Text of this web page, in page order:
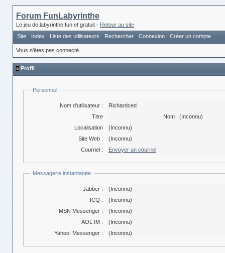
Forum FunLabyrinthe
Le jeu de labyrinthe fun et gratuit - Retour au site
Site
Index Liste des utilisateurs Rechercher Connexion Créer un compte
Vous n'êtes pas connecté.
Profil
Personnel
Nom d'utilisateur :
Richardced
Titre
Nom : (Inconnu)
Localisation
(Inconnu)
Site Web :
(Inconnu)
Courriel :
Envoyer un courriel
Messagerie instantanée
Jabber :
(Inconnu)
ICQ :
(Inconnu)
MSN Messenger :
(Inconnu)
AOL IM :
(Inconnu)
Yahoo! Messenger :
(Inconnu)